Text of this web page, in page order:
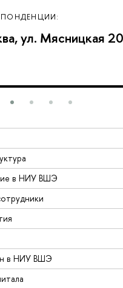
ул. Мясницкая 20
в НИУ ВШЭ
в НИУ ВШЭ